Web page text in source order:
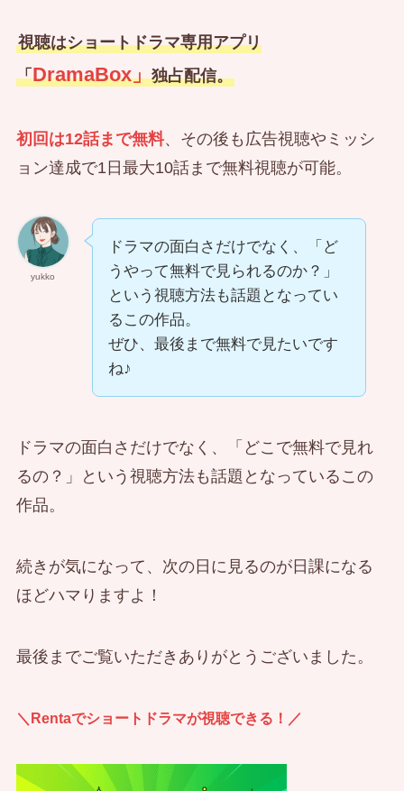
視聴はショートドラマ専用アプリ
「DramaBox」独占配信。
初回は12話まで無料、その後も広告視聴やミッシ
ョン達成で1日最大10話まで無料視聴が可能。
yukko
ドラマの面白さだけでなく、「ど
うやって無料で見られるのか？」
という視聴方法も話題となってい
るこの作品。
ぜひ、最後まで無料で見たいです
ね♪
ドラマの面白さだけでなく、「どこで無料で見れ
るの？」という視聴方法も話題となっているこの
作品。
続きが気になって、次の日に見るのが日課になる
ほどハマりますよ！
最後までご覧いただきありがとうございました。
＼Rentaでショートドラマが視聴できる！／